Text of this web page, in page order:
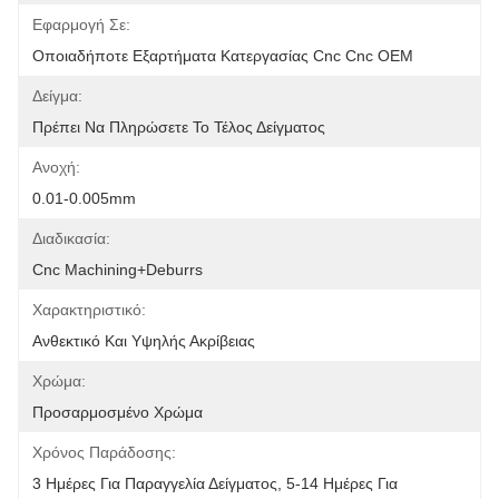
Εφαρμογή Σε:
Οποιαδήποτε Εξαρτήματα Κατεργασίας Cnc Cnc OEM
Δείγμα:
Πρέπει Να Πληρώσετε Το Τέλος Δείγματος
Ανοχή:
0.01-0.005mm
Διαδικασία:
Cnc Machining+deburrs
Χαρακτηριστικό:
Ανθεκτικό Και Υψηλής Ακρίβειας
Χρώμα:
Προσαρμοσμένο Χρώμα
Χρόνος Παράδοσης:
3 Ημέρες Για Παραγγελία Δείγματος, 5-14 Ημέρες Για